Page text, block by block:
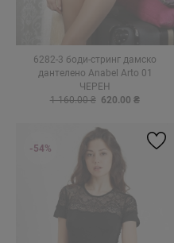
6282-3 боди-стринг дамско
дантелено Anabel Arto 01
ЧЕРЕН
1 160.00 ₴ 620.00 ₴
-54%